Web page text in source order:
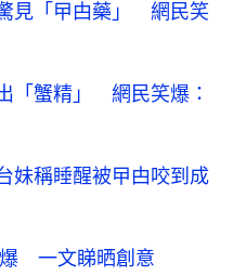
見「曱甴藥」 網民笑
「蟹精」 網民笑爆：
妹稱睡醒被曱甴咬到成
一文睇晒創意